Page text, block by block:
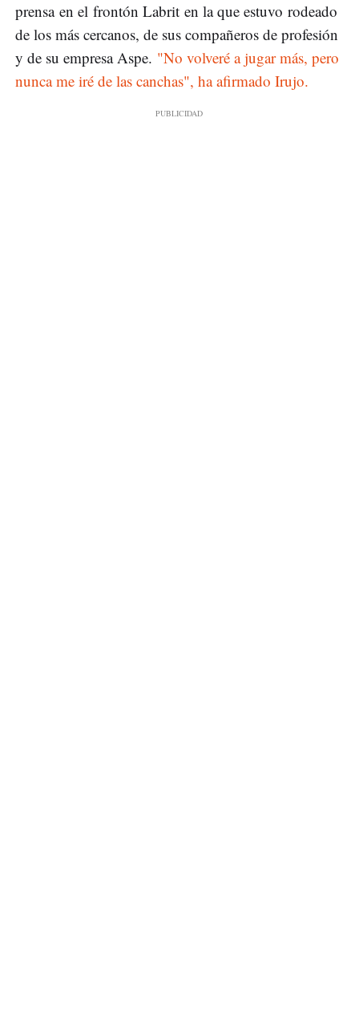
prensa en el frontón Labrit en la que estuvo rodeado
de los más cercanos, de sus compañeros de profesión
y de su empresa Aspe. "No volveré a jugar más, pero
nunca me iré de las canchas", ha afirmado Irujo.